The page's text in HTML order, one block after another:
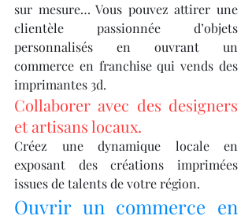
sur mesure… Vous pouvez attirer une
clientèle passionnée d’objets
personnalisés en ouvrant un
commerce en franchise qui vends des
imprimantes 3d.
Collaborer avec des designers
et artisans locaux.
Créez une dynamique locale en
exposant des créations imprimées
issues de talents de votre région.
Ouvrir un commerce en